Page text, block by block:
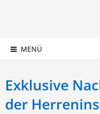
MENÜ
Exklusive
der